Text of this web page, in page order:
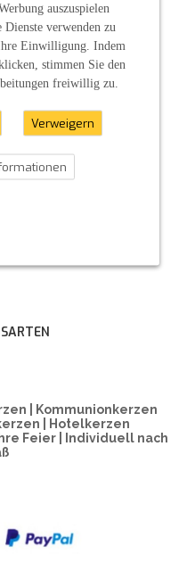
| Kommunionkerzen
| Hotelkerzen
Feier | Individuell nach
auszuspielen
verwenden zu
Einwilligung. Indem
stimmen Sie den
freiwillig zu.
Verweigern